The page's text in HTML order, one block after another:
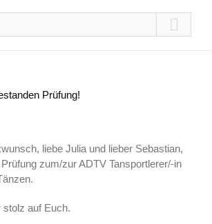
Prüfung!
liebe Julia und lieber Sebastian,
zum/zur ADTV Tansportlerer/-in
stolz auf Euch.